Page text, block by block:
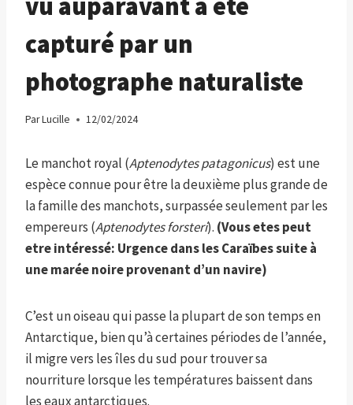
capturé par un
photographe naturaliste
ParLucille 12/02/2024
Le manchot royal (Aptenodytes patagonicus) est une
espèce connue pour être la deuxième plus grande de
la famille des manchots, surpassée seulement par les
empereurs (Aptenodytes forsteri). (Vous etes peut
etre intéressé: Urgence dans les Caraïbes suite à
une marée noire provenant d’un navire)
C’est un oiseau qui passe la plupart de son temps en
Antarctique, bien qu’à certaines périodes de l’année,
il migre vers les îles du sud pour trouver sa
nourriture lorsque les températures baissent dans
les eaux antarctiques.